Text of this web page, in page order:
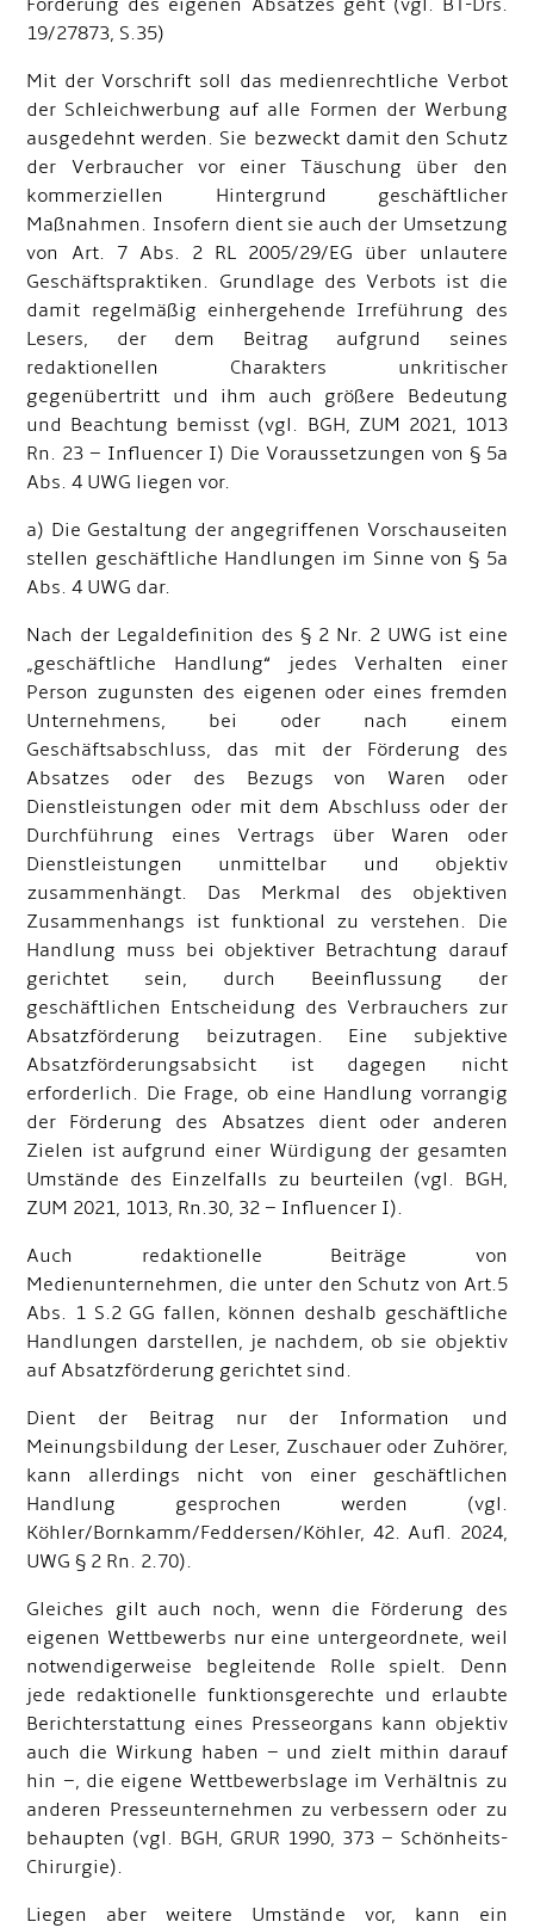
Förderung des eigenen Absatzes geht (vgl. BT-Drs.
19/27873, S.35)
Mit der Vorschrift soll das medienrechtliche Verbot
der Schleichwerbung auf alle Formen der Werbung
ausgedehnt werden. Sie bezweckt damit den Schutz
der Verbraucher vor einer Täuschung über den
kommerziellen Hintergrund geschäftlicher
Maßnahmen. Insofern dient sie auch der Umsetzung
von Art. 7 Abs. 2 RL 2005/29/EG über unlautere
Geschäftspraktiken. Grundlage des Verbots ist die
damit regelmäßig einhergehende Irreführung des
Lesers, der dem Beitrag aufgrund seines
redaktionellen Charakters unkritischer
gegenübertritt und ihm auch größere Bedeutung
und Beachtung bemisst (vgl. BGH, ZUM 2021, 1013
Rn. 23 – Influencer I) Die Voraussetzungen von § 5a
Abs. 4 UWG liegen vor.
a) Die Gestaltung der angegriffenen Vorschauseiten
stellen geschäftliche Handlungen im Sinne von § 5a
Abs. 4 UWG dar.
Nach der Legaldefinition des § 2 Nr. 2 UWG ist eine
„geschäftliche Handlung“ jedes Verhalten einer
Person zugunsten des eigenen oder eines fremden
Unternehmens, bei oder nach einem
Geschäftsabschluss, das mit der Förderung des
Absatzes oder des Bezugs von Waren oder
Dienstleistungen oder mit dem Abschluss oder der
Durchführung eines Vertrags über Waren oder
Dienstleistungen unmittelbar und objektiv
zusammenhängt. Das Merkmal des objektiven
Zusammenhangs ist funktional zu verstehen. Die
Handlung muss bei objektiver Betrachtung darauf
gerichtet sein, durch Beeinflussung der
geschäftlichen Entscheidung des Verbrauchers zur
Absatzförderung beizutragen. Eine subjektive
Absatzförderungsabsicht ist dagegen nicht
erforderlich. Die Frage, ob eine Handlung vorrangig
der Förderung des Absatzes dient oder anderen
Zielen ist aufgrund einer Würdigung der gesamten
Umstände des Einzelfalls zu beurteilen (vgl. BGH,
ZUM 2021, 1013, Rn.30, 32 – Influencer I).
Auch redaktionelle Beiträge von
Medienunternehmen, die unter den Schutz von Art.5
Abs. 1 S.2 GG fallen, können deshalb geschäftliche
Handlungen darstellen, je nachdem, ob sie objektiv
auf Absatzförderung gerichtet sind.
Dient der Beitrag nur der Information und
Meinungsbildung der Leser, Zuschauer oder Zuhörer,
kann allerdings nicht von einer geschäftlichen
Handlung gesprochen werden (vgl.
Köhler/Bornkamm/Feddersen/Köhler, 42. Aufl. 2024,
UWG § 2 Rn. 2.70).
Gleiches gilt auch noch, wenn die Förderung des
eigenen Wettbewerbs nur eine untergeordnete, weil
notwendigerweise begleitende Rolle spielt. Denn
jede redaktionelle funktionsgerechte und erlaubte
Berichterstattung eines Presseorgans kann objektiv
auch die Wirkung haben – und zielt mithin darauf
hin –, die eigene Wettbewerbslage im Verhältnis zu
anderen Presseunternehmen zu verbessern oder zu
behaupten (vgl. BGH, GRUR 1990, 373 – Schönheits-
Chirurgie).
Liegen aber weitere Umstände vor, kann ein